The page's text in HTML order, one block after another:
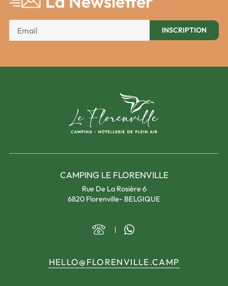
CAMPING LE FLORENVILLE
Rue De La Rosière 6
6820 Florenville- BELGIQUE
HELLO@FLORENVILLE.CAMP